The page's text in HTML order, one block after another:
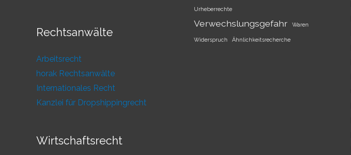
Rechtsanwälte
Arbeitsrecht
horak Rechtsanwälte
Internationales Recht
Kanzlei für Dropshippingrecht
Wirtschaftsrecht
Urheberrechte
Verwechslungsgefahr Waren
Widerspruch Ähnlichkeitsrecherche